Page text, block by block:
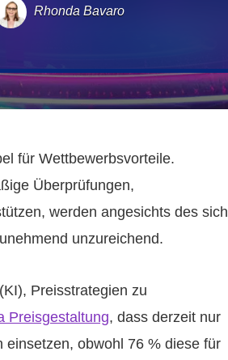
Rhonda Bavaro
für Wettbewerbsvorteile.
Überprüfungen,
werden angesichts des sich
unzureichend.
Preisstrategien zu
Preisgestaltung, dass derzeit nur
obwohl 76 % diese für